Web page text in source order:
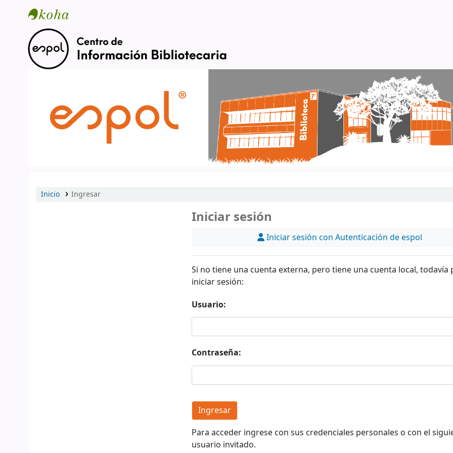
Catálogo en línea
Inicio Ingresar
Iniciar sesión
Iniciar sesión con Autenticación de espol
Si no tiene una cuenta externa, pero tiene una cuenta local, todavía
iniciar sesión:
Usuario:
Contraseña:
Para acceder ingrese con sus credenciales personales o con el
usuario invitado.